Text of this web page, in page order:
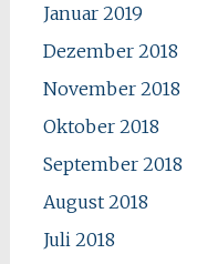
Januar 2019
Dezember 2018
November 2018
Oktober 2018
September 2018
August 2018
Juli 2018